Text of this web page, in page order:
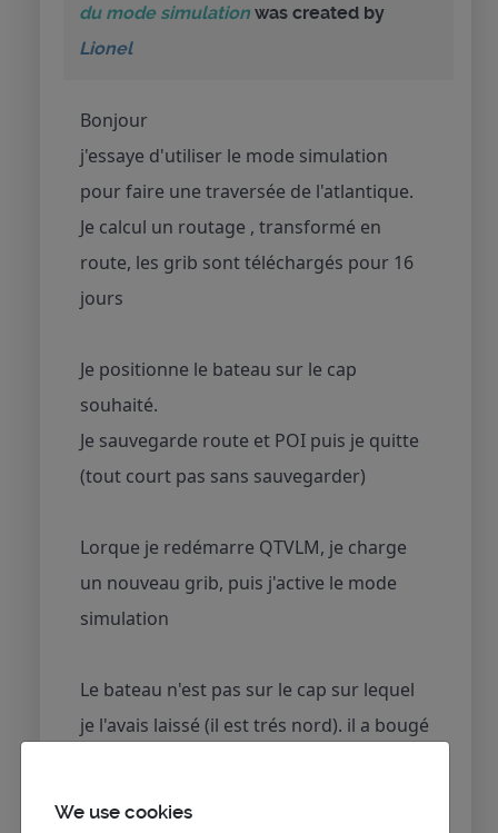
du mode simulation was created by
Lionel
Bonjour
j'essaye d'utiliser le mode simulation
pour faire une traversée de l'atlantique.
Je calcul un routage , transformé en
route, les grib sont téléchargés pour 16
jours
Je positionne le bateau sur le cap
souhaité.
Je sauvegarde route et POI puis je quitte
(tout court pas sans sauvegarder)
Lorque je redémarre QTVLM, je charge
un nouveau grib, puis j'active le mode
simulation
Le bateau n'est pas sur le cap sur lequel
je l'avais laissé (il est trés nord). il a bougé
We use cookies